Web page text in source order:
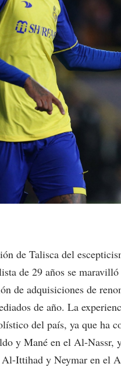
de Talisca del
de 29 años se
de adquisiciones de
de año. La
del país, ya que ha
y Mané en el Al-Nassr,
Al-Ittihad y Neymar en el